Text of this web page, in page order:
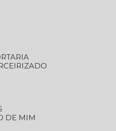
DE MIM